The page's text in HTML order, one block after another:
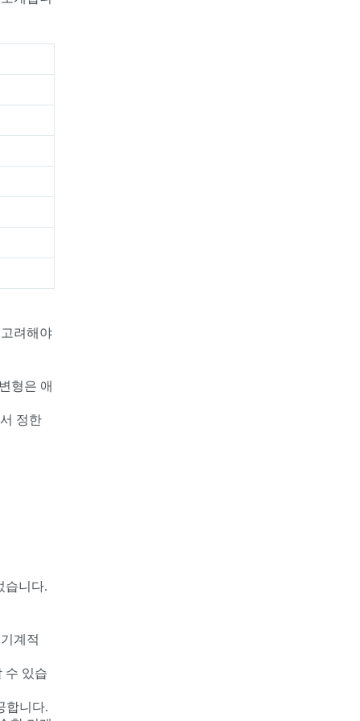
려해야
형은 애
정한
습니다.
계적
수 있습
합니다.